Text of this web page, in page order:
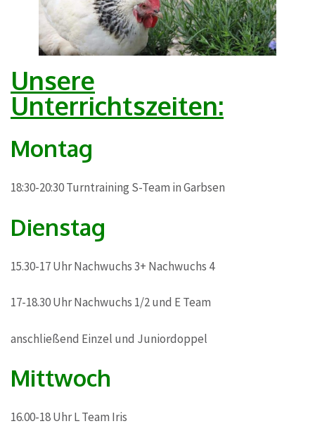
Unsere
Unterrichtszeiten:
Montag
18:30-20:30 Turntraining S-Team in Garbsen
Dienstag
15.30-17 Uhr Nachwuchs 3+ Nachwuchs 4
17-18.30 Uhr Nachwuchs 1/2 und E Team
anschließend Einzel und Juniordoppel
Mittwoch
16.00-18 Uhr L Team Iris